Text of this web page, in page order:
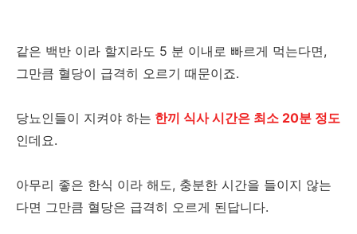
같은 백반 이라 할지라도 5 분 이내로 빠르게 먹는다면,
그만큼 혈당이 급격히 오르기 때문이죠.
당뇨인들이 지켜야 하는 한끼 식사 시간은 최소 20분 정도
인데요.
아무리 좋은 한식 이라 해도, 충분한 시간을 들이지 않는
다면 그만큼 혈당은 급격히 오르게 된답니다.